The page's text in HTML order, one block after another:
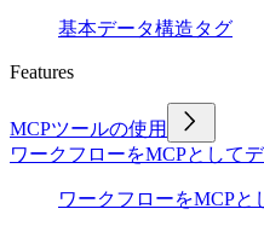
基本データ構造タグ
Features
MCPツールの使用
ワークフローをMCPとして
ワークフローをMCPと